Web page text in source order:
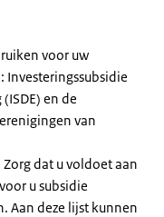
voor uw
Investeringssubsidie
en de
van
dat u voldoet aan
u subsidie
Aan deze lijst kunnen